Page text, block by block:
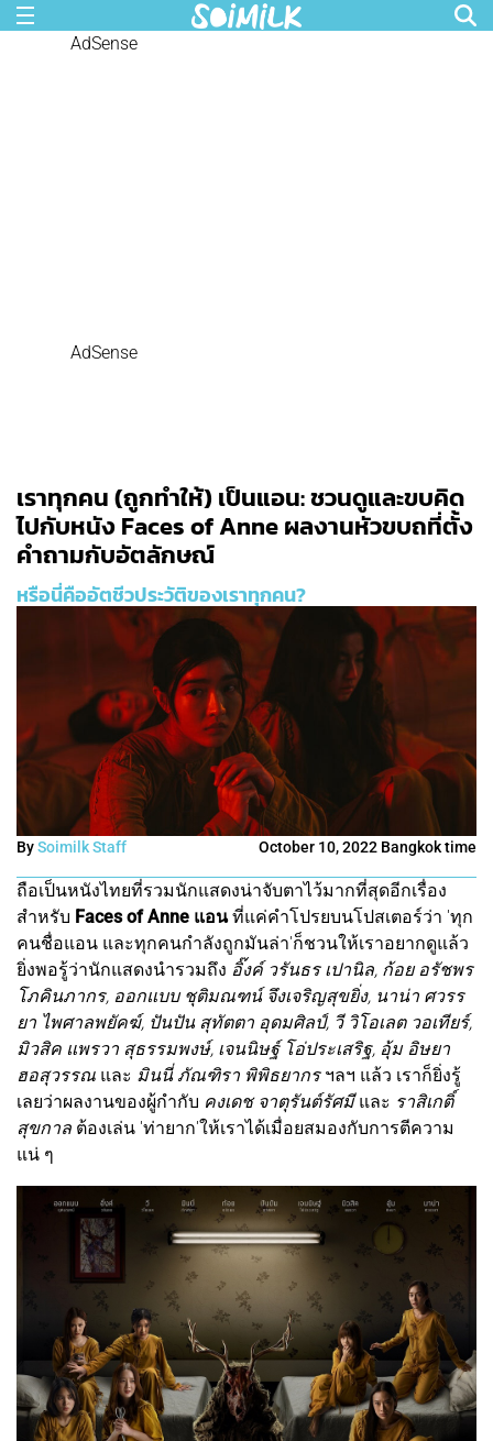
AdSense
AdSense
เราทุกคน (ถูกทำให้) เป็นแอน: ชวนดูและขบคิด
ไปกับหนัง Faces of Anne ผลงานหัวขบถที่ตั้ง
คำถามกับอัตลักษณ์
หรือนี่คืออัตชีวประวัติของเราทุกคน?
BySoimilk Staff October 10, 2022 Bangkok time
ถือเป็นหนังไทยที่รวมนักแสดงน่าจับตาไว้มากที่สุดอีกเรื่อง
สำหรับ Faces of Anne แอนที่แค่คำโปรยบนโปสเตอร์ว่า 'ทุก
คนชื่อแอน และทุกคนกำลังถูกมันล่า'ก็ชวนให้เราอยากดูแล้ว
ยิ่งพอรู้ว่านักแสดงนำรวมถึง อิ๊งค์ วรันธร เปานิล, ก้อย อรัชพร
โภคินภากร, ออกแบบ ชุติมณฑน์ จึงเจริญสุขยิ่ง, นาน่า ศวรร
ยา ไพศาลพยัคฆ์, ปันปัน สุทัตตา อุดมศิลป์, วี วิโอเลต วอเทียร์,
มิวสิค แพรวา สุธรรมพงษ์, เจนนิษฐ์ โอ่ประเสริฐ, อุ้ม อิษยา
ฮอสุวรรณ และ มินนี่ ภัณฑิรา พิพิธยากรฯลฯ แล้ว เราก็ยิ่งรู้
เลยว่าผลงานของผู้กำกับ คงเดช จาตุรันต์รัศมีและ ราสิเกติ์
สุขกาล ต้องเล่น 'ท่ายาก'ให้เราได้เมื่อยสมองกับการตีความ
แน่ ๆ